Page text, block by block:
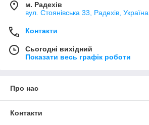
м. Радехів
вул. Стоянівська 33, Радехів, Україна
Контакти
Сьогодні вихідний
Показати весь графік роботи
Про нас
Контакти